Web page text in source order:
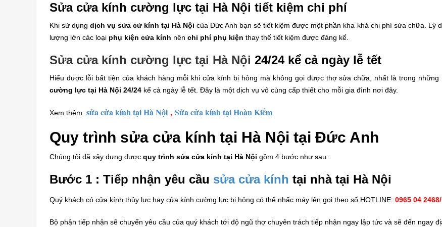
Sửa cửa kính cường lực tại Hà Nội tiết kiệm chi phí
Khi sử dụng dịch vụ sửa cử kính tại Hà Nộicủa Đức Anh bạn sẽ tiết kiệm được một phần kha khá chi phí sửa chữa. Lý
lượng lớn các loại phụ kiện cửa kính nên chi phí phụ kiện thay thế tiết kiệm được đáng kể.
Sửa cửa kính cường lực tại Hà Nội 24/24 kể cả ngày lễ tết
Hiểu được lỗi bất tiện của khách hàng mỗi khi cửa kính bị hỏng mà không gọi được thợ sửa chữa, nhất là trong
cường lực tại Hà Nội 24/24 kể cả ngày lễ tết. Đây là một dịch vụ vô cùng cấp thiết cho mỗi gia đình nơi đây.
Xem thêm: sửa cửa kính tại Hà Nội , Sửa cửa kính tại Hoàn Kiếm
Quy trình sửa cửa kính tại Hà Nội tại Đức Anh
Chúng tôi đã xây dựng được quy trình sửa cửa kính tại Hà Nội gồm 4 bước như sau:
Bước 1 : Tiếp nhận yêu cầu sửa cửa kính tại nhà tại Hà Nội
Quý khách có cửa kính thủy lực hay cửa kính cường lực bị hỏng có thể nhấc máy lên gọi theo số HOTLINE: 0965 04
Bộ phận tiếp nhận sẽ chuyển yêu cầu của quý khách tới độ ngũ thợ chuyên trách tiếp nhận ngay lập tức và sẽ đến ngay